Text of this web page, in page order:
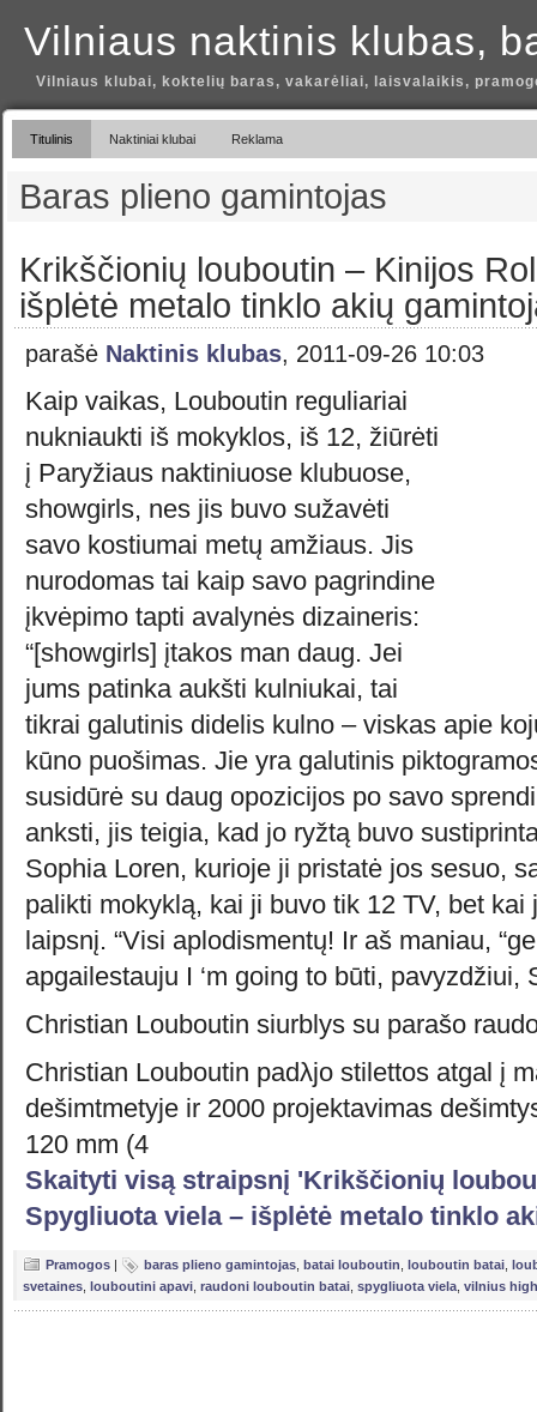
Vilniaus naktinis klubas,
Vilniaus klubai, koktelių baras, vakarėliai, laisvalaikis,
Titulinis Naktiniai klubai Reklama
Baras plieno gamintojas
Krikščionių louboutin – Kinijos
išplėtė metalo tinklo akių
parašė Naktinis klubas, 2011-09-26 10:03
Kaip vaikas, Louboutin reguliariai
nukniaukti iš mokyklos, iš 12, žiūrėti
į Paryžiaus naktiniuose klubuose,
showgirls, nes jis buvo sužavėti
savo kostiumai metų amžiaus. Jis
nurodomas tai kaip savo pagrindine
įkvėpimo tapti avalynės dizaineris:
“[showgirls] įtakos man daug. Jei
jums patinka aukšti kulniukai, tai
tikrai galutinis didelis kulno – viskas apie
kūno puošimas. Jie yra galutinis
susidūrė su daug opozicijos po savo
anksti, jis teigia, kad jo ryžtą buvo
Sophia Loren, kurioje ji pristatė jos sesuo,
palikti mokyklą, kai ji buvo tik 12 TV, bet
laipsnį. “Visi aplodismentų! Ir aš maniau,
apgailestauju I ‘m going to būti, pavyzdžiui,
Christian Louboutin siurblys su parašo
Christian Louboutin padλjo stilettos atgal į
dešimtmetyje ir 2000 projektavimas
120 mm (4
Skaityti visą straipsnį 'Krikščionių
Spygliuota viela – išplėtė metalo tinklo
Pramogos | baras plieno gamintojas batai louboutin louboutin batai
svetaines louboutini apavi raudoni louboutin batai spygliuota viela vilnius